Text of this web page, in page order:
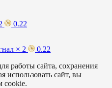
0.22
× 2
0.22
работы сайта, сохранения
использовать сайт, вы
cookie.